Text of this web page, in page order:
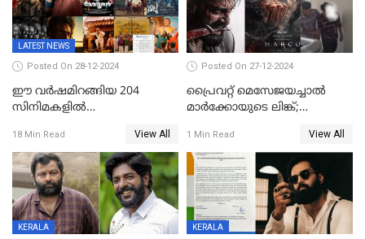
പെണ്‍കുട്ടിയോട് റിനി ആര്‍
ജോര്‍ജ്
LATEST NEWS
Posted On 28-12-2024
ഈ വർഷമിറങ്ങിയ 204
സിനിമകളിൽ
ചിത്രങ്ങൾ; 2024ൽ സിനിമാ
വ്യവസായത്തിന് നഷ്ടം 700
കോടി; അഭിനേതാക്കൾ
പ്രതിഫലം കുറയ്ക്കണമെന്നും
നിർമാതാക്കളുടെ സംഘടന
18 Min Read View All
Posted On 27-12-2024
പ്രൈവറ്റ് മെസേജയച്ചാല്‍
മാർക്കോയുടെ ലിങ്ക്;
സ്വദേശി അറസ്റ്റില്‍
1 Min Read View All
KERALA KERALA